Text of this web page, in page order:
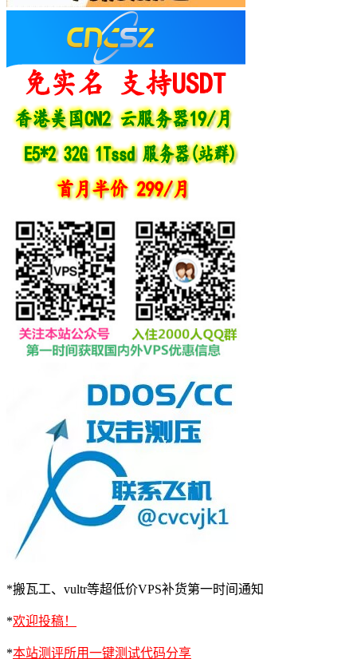
*搬瓦工、vultr等超低价VPS补货第一时间通知
*欢迎投稿！
*本站测评所用一键测试代码分享